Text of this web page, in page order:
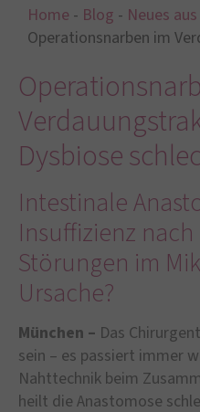
Home - Blog - Neues
Operationsnarben im
Dysbiose
Intestinale
Insuffizienz
Störungen im
Ursache?
München – Das
sein – es passiert immer
Nahttechnik beim
heilt die Anastomose